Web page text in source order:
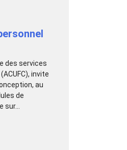
des services
invite
au
de